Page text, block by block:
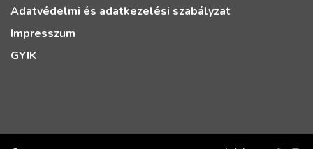
Adatvédelmi és adatkezelési szabályzat
Impresszum
GYIK